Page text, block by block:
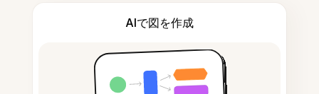
AIで図を作成